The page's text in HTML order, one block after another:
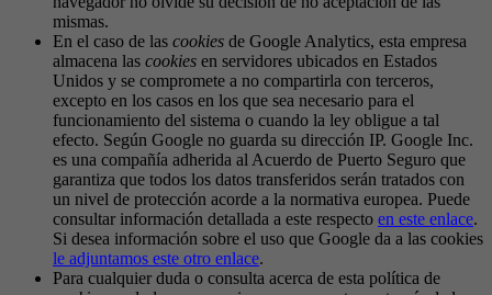
mismas.
En el caso de las cookies de Google Analytics, esta empresa
almacena las cookies en servidores ubicados en Estados
Unidos y se compromete a no compartirla con terceros,
excepto en los casos en los que sea necesario para el
funcionamiento del sistema o cuando la ley obligue a tal
efecto. Según Google no guarda su dirección IP. Google Inc.
es una compañía adherida al Acuerdo de Puerto Seguro que
garantiza que todos los datos transferidos serán tratados con
un nivel de protección acorde a la normativa europea. Puede
consultar información detallada a este respecto en este enlace.
Si desea información sobre el uso que Google da a las cookies
le adjuntamos este otro enlace.
Para cualquier duda o consulta acerca de esta política de